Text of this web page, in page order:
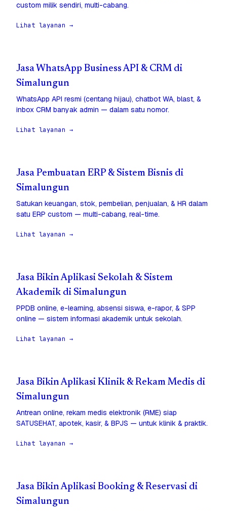
custom milik sendiri, multi-cabang.
Lihat layanan →
Jasa WhatsApp Business API & CRM di
Simalungun
WhatsApp API resmi (centang hijau), chatbot WA, blast, &
inbox CRM banyak admin — dalam satu nomor.
Lihat layanan →
Jasa Pembuatan ERP & Sistem Bisnis di
Simalungun
Satukan keuangan, stok, pembelian, penjualan, & HR dalam
satu ERP custom — multi-cabang, real-time.
Lihat layanan →
Jasa Bikin Aplikasi Sekolah & Sistem
Akademik di Simalungun
PPDB online, e-learning, absensi siswa, e-rapor, & SPP
online — sistem informasi akademik untuk sekolah.
Lihat layanan →
Jasa Bikin Aplikasi Klinik & Rekam Medis di
Simalungun
Antrean online, rekam medis elektronik (RME) siap
SATUSEHAT, apotek, kasir, & BPJS — untuk klinik & praktik.
Lihat layanan →
Jasa Bikin Aplikasi Booking & Reservasi di
Simalungun